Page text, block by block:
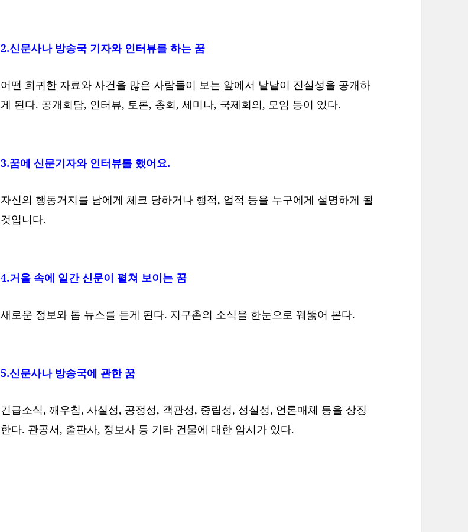
2.신문사나 방송국 기자와 인터뷰를 하는 꿈
어떤 희귀한 자료와 사건을 많은 사람들이 보는 앞에서 낱낱이 진실성을 공개하
게 된다. 공개회담, 인터뷰, 토론, 총회, 세미나, 국제회의, 모임 등이 있다.
3.꿈에 신문기자와 인터뷰를 했어요.
자신의 행동거지를 남에게 체크 당하거나 행적, 업적 등을 누구에게 설명하게 될
것입니다.
4.거울 속에 일간 신문이 펼쳐 보이는 꿈
새로운 정보와 톱 뉴스를 듣게 된다. 지구촌의 소식을 한눈으로 꿰뚫어 본다.
5.신문사나 방송국에 관한 꿈
긴급소식, 깨우침, 사실성, 공정성, 객관성, 중립성, 성실성, 언론매체 등을 상징
한다. 관공서, 출판사, 정보사 등 기타 건물에 대한 암시가 있다.